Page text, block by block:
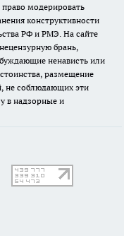
модерировать
конструктивности
РФ и РМЭ. На сайте
брань,
ненависть или
размещение
не соблюдающих эти
в надзорные и